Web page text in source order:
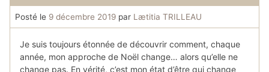
Posté le 9 décembre 2019 par Lætitia TRILLEAU
Je suis toujours étonnée de découvrir comment, chaque
année, mon approche de Noël change… alors qu’elle ne
change pas. En vérité, c’est mon état d’être qui change